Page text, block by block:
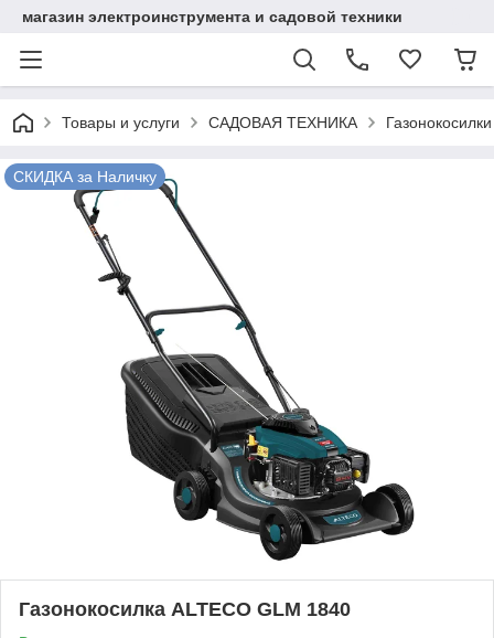
магазин электроинструмента и садовой техники
Товары и услуги САДОВАЯ ТЕХНИКА
СКИДКА за Наличку
Газонокосилка ALTECO GLM 1840